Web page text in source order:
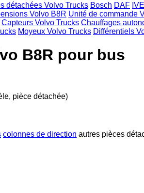
détachées Volvo Trucks Bosch DAF
Volvo B8R Unité de commande
Capteurs Volvo Trucks Chauffages
Moyeux Volvo Trucks Différentiels
B8R pour bus
pièce détachée)
colonnes de direction autres pièces